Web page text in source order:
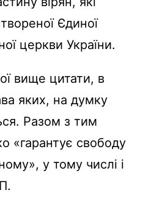
Єдиної
церкви України.
вище цитати, в
яких, на думку
Разом з тим
«гарантує свободу
у тому числі і